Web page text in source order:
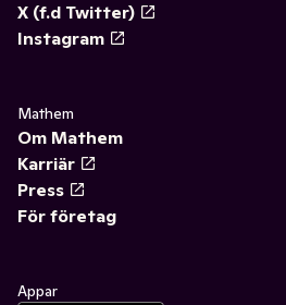
X (f.d Twitter)
Instagram
Mathem
Om Mathem
Karriär
Press
För företag
Appar